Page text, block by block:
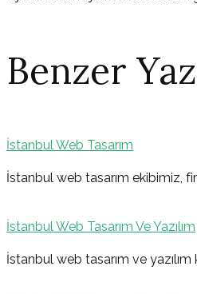
Benzer
İstanbul Web Tasarım
İstanbul web tasarım ekibimiz,
İstanbul Web Tasarım Ve Yazılım
İstanbul web tasarım ve
Yazı